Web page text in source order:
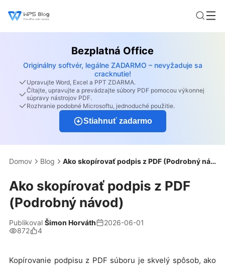
Bezplatná Office
Originálny softvér, legálne ZADARMO – nevyžaduje sa
cracknutie!
Upravujte Word, Excel a PPT ZDARMA.
Čítajte, upravujte a prevádzajte súbory PDF pomocou výkonnej
súpravy nástrojov PDF.
Rozhranie podobné Microsoftu, jednoduché použitie.
Stiahnuť zadarmo
Domov Blog Ako skopírovať podpis z PDF (Podrobný návod)
Ako skopírovať podpis z PDF
(Podrobný návod)
Publikoval Šimon Horváth
2026-06-01
872
4
Kopírovanie podpisu z PDF súboru je skvelý spôsob, ako